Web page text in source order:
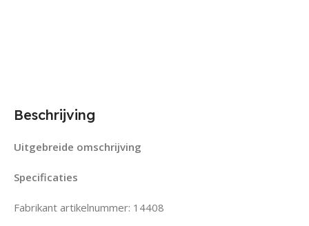
Beschrijving
Uitgebreide omschrijving
Specificaties
Fabrikant artikelnummer: 14408